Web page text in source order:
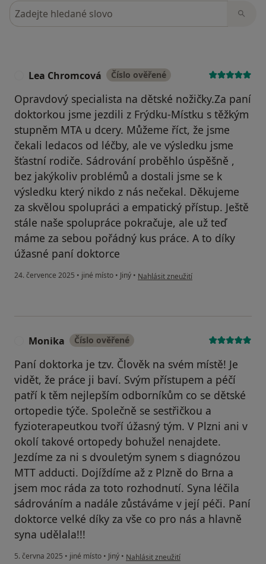
Hledejte v názorech
Lea Chromcová Číslo ověřené
Opravdový specialista na dětské nožičky.Za paní
doktorkou jsme jezdili z Frýdku-Místku s těžkým
stupněm MTA u dcery. Můžeme říct, že jsme
čekali ledacos od léčby, ale ve výsledku jsme
šťastní rodiče. Sádrování proběhlo úspěšně ,
bez jakýkoliv problémů a dostali jsme se k
výsledku který nikdo z nás nečekal. Děkujeme
za skvělou spolupráci a empatický přístup. Ještě
stále naše spolupráce pokračuje, ale už teď
máme za sebou pořádný kus práce. A to díky
úžasné paní doktorce
24. července 2025 • jiné místo • Jiný • podle názoru uživatele Lea Chromcová
Nahlásit zneužití
Monika Číslo ověřené
Paní doktorka je tzv. Člověk na svém místě! Je
vidět, že práce ji baví. Svým přístupem a péčí
patří k těm nejlepším odborníkům co se dětské
ortopedie týče. Společně se sestřičkou a
fyzioterapeutkou tvoří úžasný tým. V Plzni ani v
okolí takové ortopedy bohužel nenajdete.
Jezdíme za ni s dvouletým synem s diagnózou
MTT adducti. Dojíždíme až z Plzně do Brna a
jsem moc ráda za toto rozhodnutí. Syna léčila
sádrováním a nadále zůstáváme v její péči. Paní
doktorce velké díky za vše co pro nás a hlavně
syna udělala!!!
5. června 2025 • jiné místo • Jiný • podle názoru uživatele Monika
Nahlásit zneužití